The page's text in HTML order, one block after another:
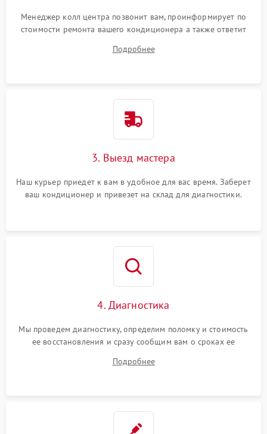
Менеджер колл центра позвонит вам, проинформирует по
стоимости ремонта вашего кондиционера а также ответит
Подробнее
3. Выезд мастера
Наш курьер приедет к вам в удобное для вас время. Заберет
ваш кондиционер и привезет на склад для диагностики.
4. Диагностика
Мы проведем диагностику, определим поломку и стоимость
ее восстановления и сразу сообщим вам о сроках ее
Подробнее